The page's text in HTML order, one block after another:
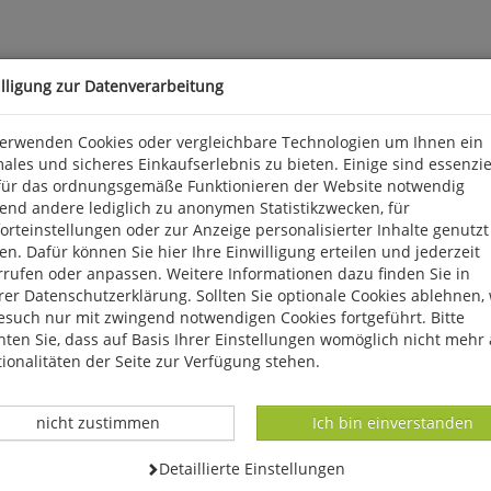
und überall in der Natur zu entdecken. Mit
und zuordnen. 8 S., 52 farb. Abb., 10,5 x 21 cm.
56291 Wiebelsheim, kontakt@quelle-meyer.de
zur Datenverarbeitung
Cookies oder vergleichbare Technologien um Ihnen ein
und sicheres Einkaufserlebnis zu bieten. Einige sind
das ordnungsgemäße Funktionieren der Website notwendig
andere lediglich zu anonymen Statistikzwecken, für
oder zur Anzeige personalisierter Inhalte genutzt
Dafür können Sie hier Ihre Einwilligung erteilen und jederzeit
oder anpassen. Weitere Informationen dazu finden Sie in
Datenschutzerklärung. Sollten Sie optionale Cookies ablehnen,
nur mit zwingend notwendigen Cookies fortgeführt. Bitte
Sie, dass auf Basis Ihrer Einstellungen womöglich nicht mehr
der Seite zur Verfügung stehen.
Datenverarbeitung -
Ich bin einverstanden
Datenverarbeitung -
nicht zustimmen
Datenverarbeitung -
Detaillierte Einstellungen